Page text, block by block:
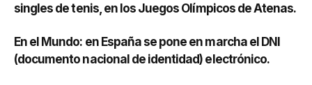
singles de tenis, en los Juegos Olímpicos de Atenas.
En el Mundo: en España se pone en marcha el DNI
(documento nacional de identidad) electrónico.